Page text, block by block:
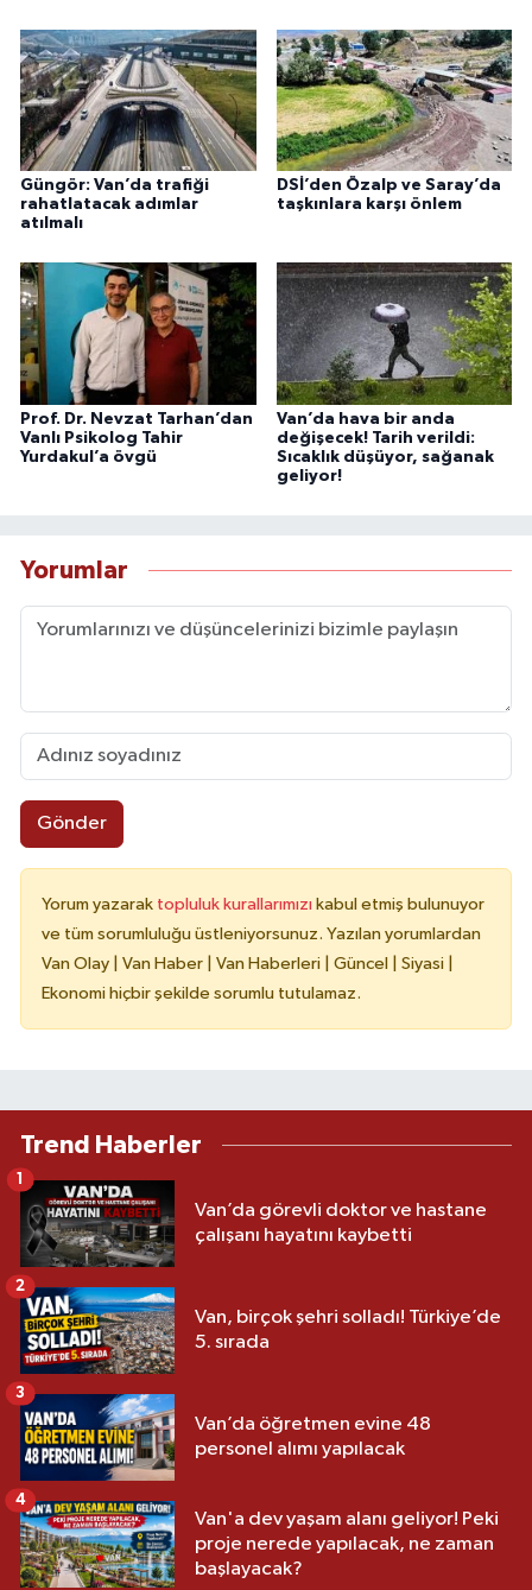
Güngör: Van’da trafiği
rahatlatacak adımlar
atılmalı
DSİ’den Özalp ve Saray’da
taşkınlara karşı önlem
Prof. Dr. Nevzat Tarhan’dan
Vanlı Psikolog Tahir
Yurdakul’a övgü
Van’da hava bir anda
değişecek! Tarih verildi:
Sıcaklık düşüyor, sağanak
geliyor!
Yorumlar
Gönder
Yorum yazarak topluluk kurallarımızı kabul etmiş bulunuyor
ve tüm sorumluluğu üstleniyorsunuz. Yazılan yorumlardan
Van Olay | Van Haber | Van Haberleri | Güncel | Siyasi |
Ekonomi hiçbir şekilde sorumlu tutulamaz.
Trend Haberler
Van’da görevli doktor ve hastane
çalışanı hayatını kaybetti
1
Van, birçok şehri solladı! Türkiye’de
5. sırada
2
Van’da öğretmen evine 48
personel alımı yapılacak
3
Van'a dev yaşam alanı geliyor! Peki
proje nerede yapılacak, ne zaman
başlayacak?
4